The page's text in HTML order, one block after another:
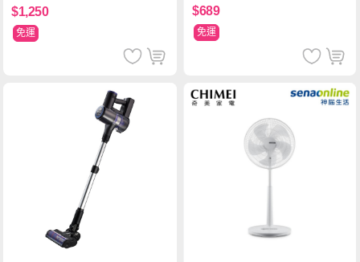
$1,250
免運
$689
免運